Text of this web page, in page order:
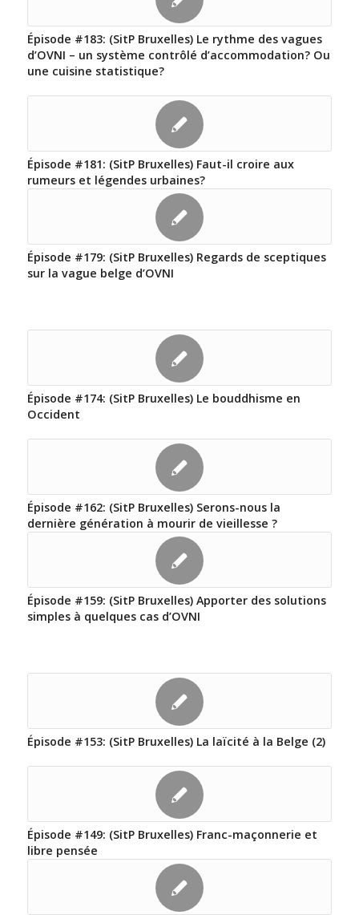
Épisode #183: (SitP Bruxelles) Le rythme des vagues
d’OVNI – un système contrôlé d’accommodation? Ou
une cuisine statistique?
Épisode #181: (SitP Bruxelles) Faut-il croire aux
rumeurs et légendes urbaines?
Épisode #179: (SitP Bruxelles) Regards de sceptiques
sur la vague belge d’OVNI
Épisode #174: (SitP Bruxelles) Le bouddhisme en
Occident
Épisode #162: (SitP Bruxelles) Serons-nous la
dernière génération à mourir de vieillesse ?
Épisode #159: (SitP Bruxelles) Apporter des solutions
simples à quelques cas d’OVNI
Épisode #153: (SitP Bruxelles) La laïcité à la Belge (2)
Épisode #149: (SitP Bruxelles) Franc-maçonnerie et
libre pensée